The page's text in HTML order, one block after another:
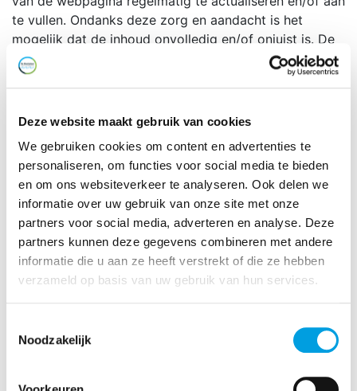
Deze website maakt gebruik van cookies
We gebruiken cookies om content en advertenties te
personaliseren, om functies voor social media te bieden
en om ons websiteverkeer te analyseren. Ook delen we
informatie over uw gebruik van onze site met onze
partners voor social media, adverteren en analyse. Deze
partners kunnen deze gegevens combineren met andere
informatie die u aan ze heeft verstrekt of die ze hebben
verzameld op basis van uw gebruik van hun services.
Noodzakelijk
te vullen. Ondanks deze zorg en aandacht is het
mogelijk dat de inhoud onvolledig en/of onjuist is. De
uitgever verschaft de inhoud van de webpagina in de
staat waarin deze zich feitelijk bevindt, zonder
deugdelijkheid, geschiktheid voor een bepaald doel of
particulier gebruik bedoeld. De uitgever is niet
aansprakelijk voor schade die is of dreigt te worden
toegebracht en voortvloeit uit of in enig opzicht
verband houdt met het gebruik van de webpagina of
met de onmogelijkheid de webpagina te kunnen
raadplegen. De uitgever mag de webpagina naar eigen
inzicht en op ieder door hem gewenst moment (laten)
veranderen of beëindigen, met of zonder
aansprakelijk voor de gevolgen van verandering of
beëindiging. Behoudens deze disclaimer, is de uitgever
gekoppelde bestanden van derden. Koppeling houdt